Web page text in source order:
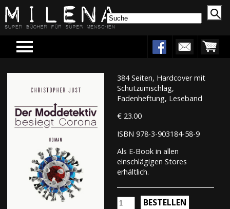
Menu
384 Seiten, Hardcover mit
Schutzumschlag,
Fadenheftung, Leseband
€ 23.00
ISBN 978-3-903184-58-9
Als E-Book in allen
einschlägigen Stores
erhältlich.
BESTELLEN